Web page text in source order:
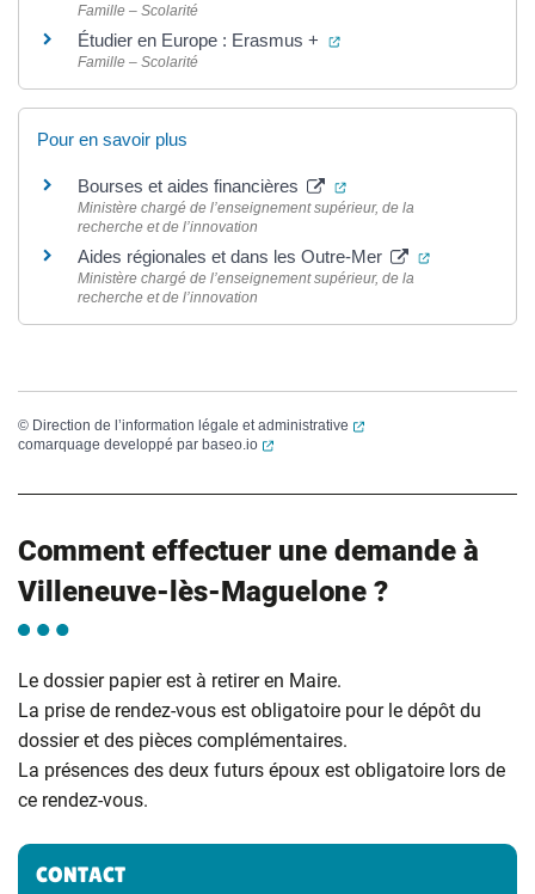
Famille – Scolarité
Étudier en Europe : Erasmus + (ouverture dans un
Famille – Scolarité
Pour en savoir plus
Bourses et aides financières (ouverture dans un
Ministère chargé de l’enseignement supérieur, de la
recherche et de l’innovation
Aides régionales et dans les Outre-Mer (ouverture
Ministère chargé de l’enseignement supérieur, de la
recherche et de l’innovation
© Direction de l’information légale et administrative
(ouverture dans un
comarquage developpé par baseo.io (ouverture dans un nouvel onglet)
Comment effectuer une demande à
Villeneuve-lès-Maguelone ?
Le dossier papier est à retirer en Maire.
La prise de rendez-vous est obligatoire pour le dépôt du
dossier et des pièces complémentaires.
La présences des deux futurs époux est obligatoire lors de
ce rendez-vous.
Informations complémentaires
CONTACT